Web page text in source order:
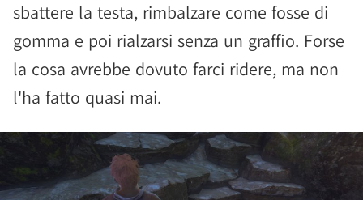
sbattere la testa, rimbalzare come fosse di
gomma e poi rialzarsi senza un graffio. Forse
la cosa avrebbe dovuto farci ridere, ma non
l'ha fatto quasi mai.